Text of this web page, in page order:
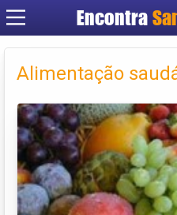
Encontra
Alimentação